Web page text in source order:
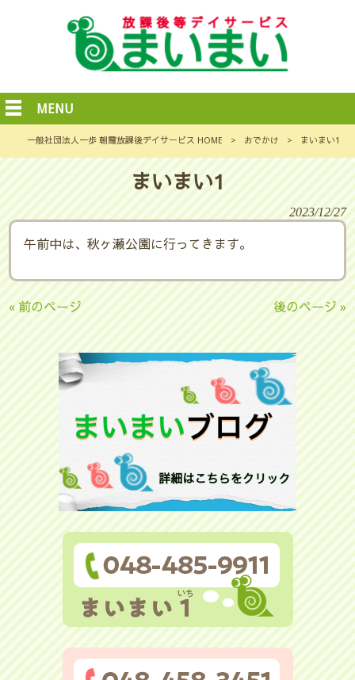
MENU
一般社団法人一歩 朝霞放課後デイサービス HOME > おでかけ > まいまい1
まいまい1
2023/12/27
午前中は、秋ヶ瀬公園に行ってきます。
« 前のページ 後のページ »